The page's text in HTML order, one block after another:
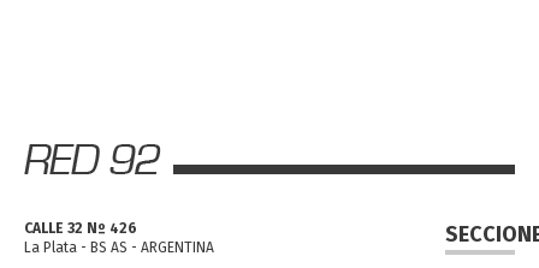
CALLE 32 Nº 426
La Plata - BS AS - ARGENTINA